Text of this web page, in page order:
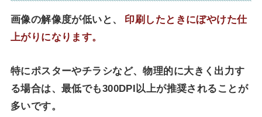
画像の解像度が低いと、
印刷したときにぼやけた仕
上がりになります。
特にポスターやチラシなど、物理的に大きく出力す
る場合は、最低でも300DPI以上が推奨されることが
多いです。